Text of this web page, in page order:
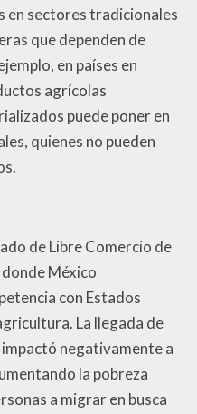
en sectores tradicionales
que dependen de
en países en
agrícolas
puede poner en
quienes no pueden
de Libre Comercio de
México
con Estados
La llegada de
negativamente a
la pobreza
a migrar en busca